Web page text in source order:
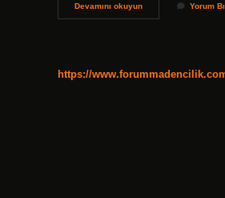
Devamını okuyunBir
Kadının
Yorum
https://